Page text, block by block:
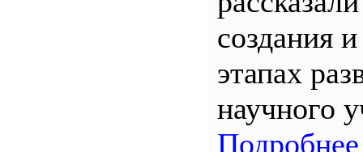
создания
этапах
научного
Подробнее